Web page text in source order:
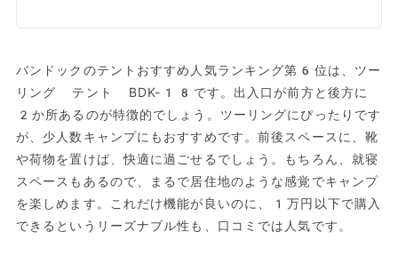
バンドックのテントおすすめ人気ランキング第6位は、ツー
リング テント BDK-18です。出入口が前方と後方に
2か所あるのが特徴的でしょう。ツーリングにぴったりです
が、少人数キャンプにもおすすめです。前後スペースに、靴
や荷物を置けば、快適に過ごせるでしょう。もちろん、就寝
スペースもあるので、まるで居住地のような感覚でキャンプ
を楽しめます。これだけ機能が良いのに、1万円以下で購入
できるというリーズナブル性も、口コミでは人気です。